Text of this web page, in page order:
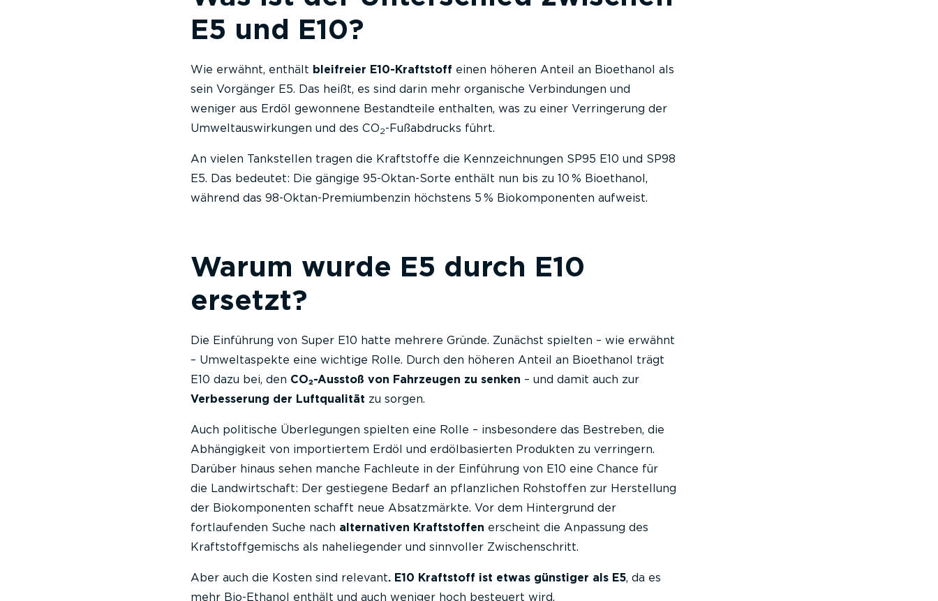
E5 und E10?
Wie erwähnt, enthält bleifreier E10-Kraftstoff einen höheren Anteil an Bioethanol als
sein Vorgänger E5. Das heißt, es sind darin mehr organische Verbindungen und
weniger aus Erdöl gewonnene Bestandteile enthalten, was zu einer Verringerung der
Umweltauswirkungen und des CO2-Fußabdrucks führt.
An vielen Tankstellen tragen die Kraftstoffe die Kennzeichnungen SP95 E10 und SP98
E5. Das bedeutet: Die gängige 95-Oktan-Sorte enthält nun bis zu 10 % Bioethanol,
während das 98-Oktan-Premiumbenzin höchstens 5 % Biokomponenten aufweist.
Warum wurde E5 durch E10
ersetzt?
Die Einführung von Super E10 hatte mehrere Gründe. Zunächst spielten – wie erwähnt
– Umweltaspekte eine wichtige Rolle. Durch den höheren Anteil an Bioethanol trägt
E10 dazu bei, den CO₂-Ausstoß von Fahrzeugen zu senken – und damit auch zur
Verbesserung der Luftqualität zu sorgen.
Auch politische Überlegungen spielten eine Rolle – insbesondere das Bestreben, die
Abhängigkeit von importiertem Erdöl und erdölbasierten Produkten zu verringern.
Darüber hinaus sehen manche Fachleute in der Einführung von E10 eine Chance für
die Landwirtschaft: Der gestiegene Bedarf an pflanzlichen Rohstoffen zur Herstellung
der Biokomponenten schafft neue Absatzmärkte. Vor dem Hintergrund der
fortlaufenden Suche nach alternativen Kraftstoffen erscheint die Anpassung des
Kraftstoffgemischs als naheliegender und sinnvoller Zwischenschritt.
Aber auch die Kosten sind relevant. E10 Kraftstoff ist etwas günstiger als E5, da es
mehr Bio-Ethanol enthält und auch weniger hoch besteuert wird.